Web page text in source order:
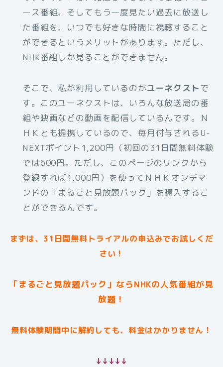
ース番組、そしてもう一度見たい過去に放送し
た番組を、いつでも好きな時間に視聴すること
ができるというメリットがあります。ただし、
NHK番組しか見ることができません。
そこで、私が利用しているのがユーネクストで
す。このユーネクストは、いろんな放送局の番
組や映画などの動画を配信しているんです。Ｎ
ＨＫとも提携しているので、毎月付与されるU-
NEXTポイント1,200円（初回の31日間無料体験
では600円。ただし、このページのリンクから
登録すれば1,000円）を使ってＮＨＫオンデマ
ンドの「まるごと見放題パック」を購入するこ
とができるんです。
まずは、31日間無料トライアルの申込みでお試しくだ
さい！
「まるごと見放題パック」ならNHKの人気番組が見
放題！
無料体験期間中に解約しても、料金はかかりません！
↓↓↓↓↓